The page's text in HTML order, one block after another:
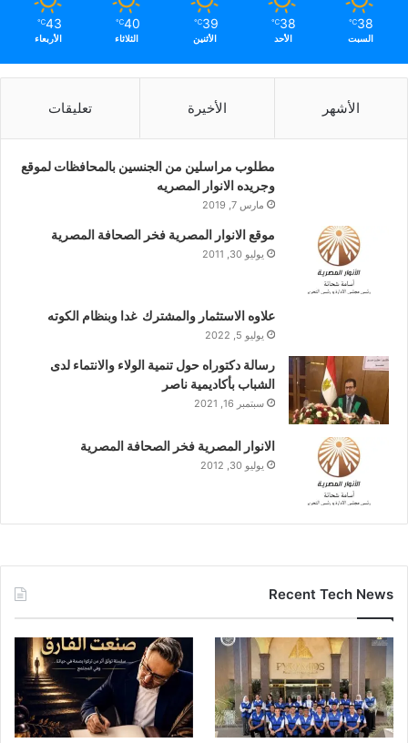
38
℃
السبت
38
℃
الأحد
39
℃
الأثنين
40
℃
الثلاثاء
43
℃
الأربعاء
الأشهر الأخيرة تعليقات
مطلوب مراسلين من الجنسين بالمحافظات لموقع
وجريده الانوار المصريه
مارس 7, 2019
موقع الانوار المصرية فخر الصحافة المصرية
يوليو 30, 2011
علاوه الاستثمار والمشترك غدا وبنظام الكوته
يوليو 5, 2022
رسالة دكتوراه حول تنمية الولاء والانتماء لدى
الشباب بأكاديمية ناصر
سبتمبر 16, 2021
الانوار المصرية فخر الصحافة المصرية
يوليو 30, 2012
Recent Tech News